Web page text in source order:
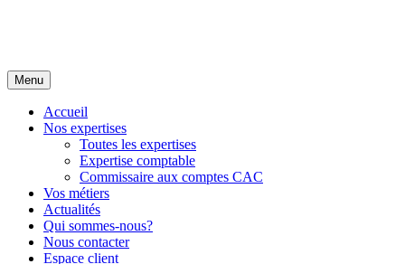
Menu
Accueil
Nos expertises
Toutes les expertises
Expertise comptable
Commissaire aux comptes CAC
Vos métiers
Actualités
Qui sommes-nous?
Nous contacter
Espace client